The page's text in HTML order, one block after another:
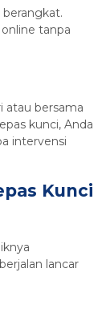
tanpa
atau bersama
kunci, Anda
intervensi
Kunci
lancar